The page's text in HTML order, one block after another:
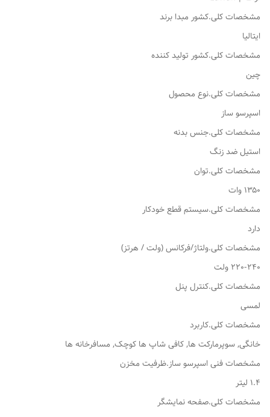
مشخصات کلی.کشور مبدا برند
ایتالیا
مشخصات کلی.کشور تولید کننده
چین
مشخصات کلی.نوع محصول
اسپرسو ساز
مشخصات کلی.جنس بدنه
استیل ضد زنگ
مشخصات کلی.توان
۱۳۵۰ وات
مشخصات کلی.سیستم قطع خودکار
دارد
مشخصات کلی.ولتاژ/فرکانس (ولت / هرتز)
220-240 ولت
مشخصات کلی.کنترل پنل
لمسی
مشخصات کلی.کاربرد
خانگی, سوپرمارکت ها, کافی شاپ ها کوچک, مسافرخانه ها
مشخصات فنی اسپرسو ساز.ظرفیت مخزن
۱.۴ لیتر
مشخصات کلی.صفحه نمایشگر